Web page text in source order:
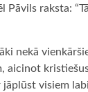
raksta:
nekā
aicinot
visiem